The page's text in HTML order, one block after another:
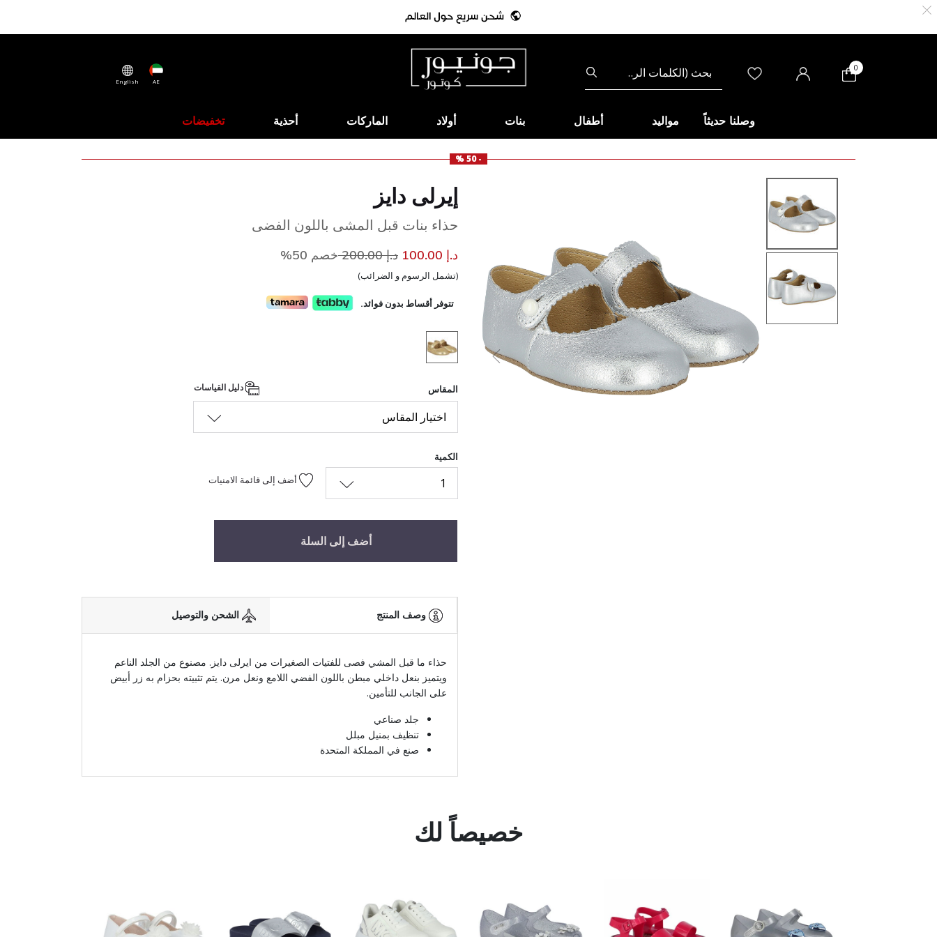
AE
English
0
وصلنا حديثاً مواليد أطفال بنات أولاد الماركات أحذية تخفيضات
- 50 %
السابق التالى
إيرلى دايز
حذاء بنات قبل المشى باللون الفضى
د.إ 100.00 سعر مخفض مند.إ 200.00 إلى
خصم 50%
(تشمل الرسوم و الضرائب)
تتوفر أقساط بدون فوائد.
المقاس
اختيار المقاس
الكمية
1 أضف إلى قائمة الامنيات
أضف إلى السلة
وصف المنتج الشحن والتوصيل
حذاء ما قبل المشي فصى للفتيات الصغيرات من ايرلى دايز. مصنوع من الجلد الناعم
ويتميز بنعل داخلي مبطن باللون الفضي اللامع ونعل مرن. يتم تثبيته بحزام به زر أبيض
على الجانب للتأمين.
جلد صناعي
تنظيف بمنيل مبلل
صنع في المملكة المتحدة
خصيصاً لك